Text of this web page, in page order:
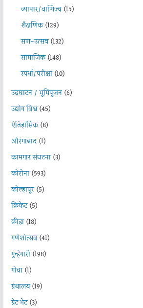
व्यापार/वाणिज्य(15)
शैक्षणिक(129)
सण-उत्सव(132)
सामाजिक(148)
स्पर्धा/परीक्षा(10)
उदघाटन / भूमिपूजन(6)
उद्योग विश्व(45)
ऐतिहासिक(8)
औरंगाबाद(1)
कामगार संघटना(3)
कोरोना(593)
कोल्हापूर(5)
क्रिकेट(5)
क्रीडा(18)
गणेशोत्सव(41)
गुन्हेगारी(198)
गोवा(1)
ग्रंथालय(19)
ग्रेट भेट(3)